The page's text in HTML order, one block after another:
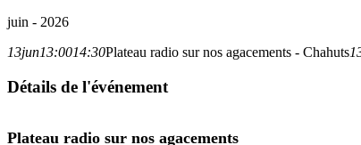
juin - 2026
13jun13:0014:30Plateau radio sur nos agacements - Chahuts
Détails de l'événement
Plateau radio sur nos agacements